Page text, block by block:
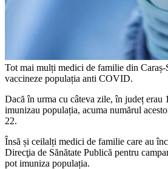
Tot mai mulți medici de familie din Caraș-
vaccineze populația anti COVID.
Dacă în urma cu câteva zile, în județ erau
imunizau populația, acuma numărul
22.
Însă și ceilalți medici de familie care au
Direcţia de Sănătate Publică pentru
pot imuniza populația.